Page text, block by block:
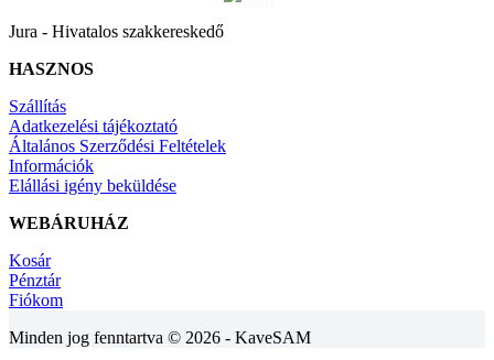
Jura - Hivatalos szakkereskedő
HASZNOS
Szállítás
Adatkezelési tájékoztató
Általános Szerződési Feltételek
Információk
Elállási igény beküldése
WEBÁRUHÁZ
Kosár
Pénztár
Fiókom
Minden jog fenntartva © 2026 - KaveSAM